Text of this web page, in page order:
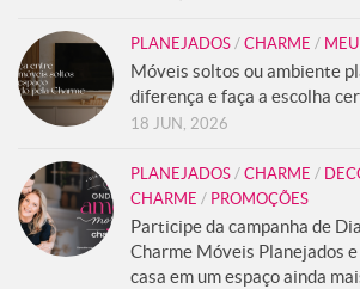
PLANEJADOS / CHARME /
Móveis soltos ou ambiente
diferença e faça a escolha
18 JUN, 2026
PLANEJADOS / CHARME /
CHARME / PROMOÇÕES
Participe da campanha de
Charme Móveis Planejados
casa em um espaço ainda